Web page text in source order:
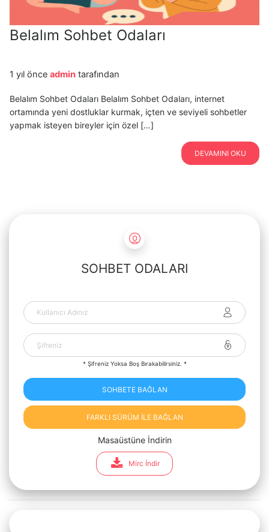
Belalım Sohbet Odaları
1 yıl önce admin tarafından
Belalım Sohbet Odaları Belalım Sohbet Odaları, internet
ortamında yeni dostluklar kurmak, içten ve seviyeli sohbetler
yapmak isteyen bireyler için özel […]
DEVAMINI OKU
SOHBET ODALARI
* Şifreniz Yoksa Boş Bırakabilirsiniz. *
SOHBETE BAĞLAN
FARKLI SÜRÜM İLE BAĞLAN
Masaüstüne İndirin
Mirc İndir